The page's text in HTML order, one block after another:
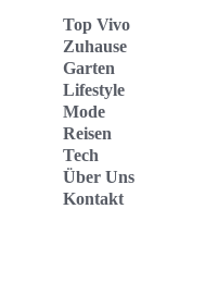
Top Vivo
Zuhause
Garten
Lifestyle
Mode
Reisen
Tech
Über Uns
Kontakt